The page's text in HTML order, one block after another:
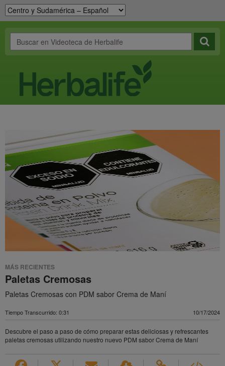
MÁS RECIENTES
Paletas Cremosas
Paletas Cremosas con PDM sabor Crema de Maní
Tiempo Transcurrido: 0:31 10/17/2024
Descubre el paso a paso de cómo preparar estas deliciosas y refrescantes
paletas cremosas utilizando nuestro nuevo PDM sabor Crema de Maní